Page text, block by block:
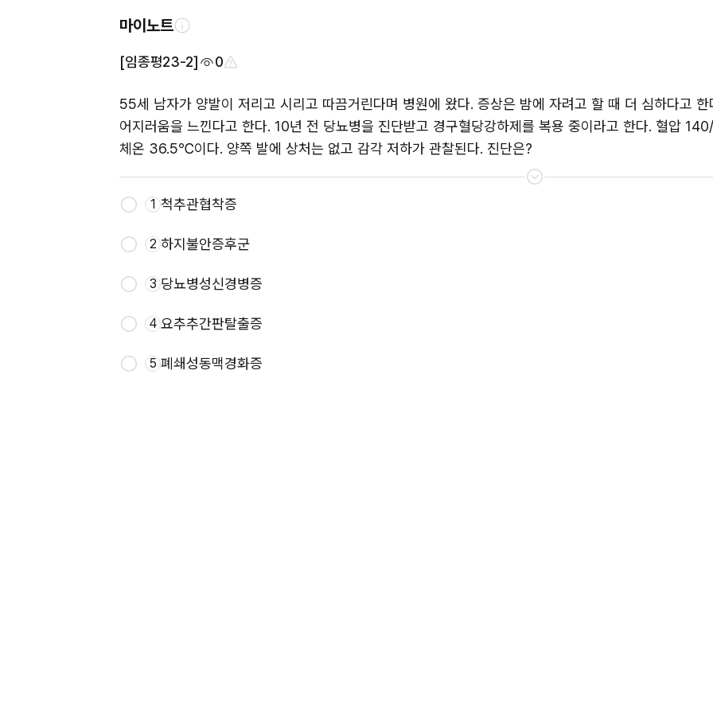
마이노트
[임종평23-2] 0
55세 남자가 양발이 저리고 시리고 따끔거린다며 병원에 왔다. 증상은 밤에 자려고 할 때 더 심하다고
어지러움을 느낀다고 한다. 10년 전 당뇨병을 진단받고 경구혈당강하제를 복용 중이라고 한다. 혈압
체온 36.5℃이다. 양쪽 발에 상처는 없고 감각 저하가 관찰된다. 진단은?
1 척추관협착증
2 하지불안증후군
3 당뇨병성신경병증
4 요추추간판탈출증
5 폐쇄성동맥경화증